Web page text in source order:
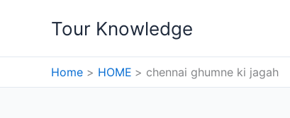
Tour Knowledge
Home HOME chennai ghumne ki jagah